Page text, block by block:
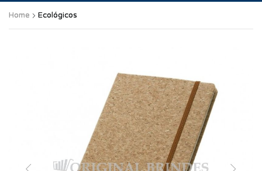
Home Ecológicos